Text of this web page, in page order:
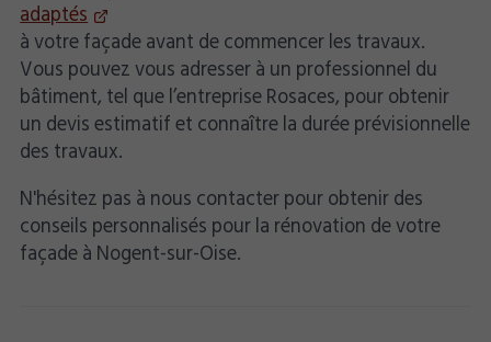
adaptés
à votre façade avant de commencer les travaux.
Vous pouvez vous adresser à un professionnel du
bâtiment, tel que l’entreprise Rosaces, pour obtenir
un devis estimatif et connaître la durée prévisionnelle
des travaux.
N'hésitez pas à nous contacter pour obtenir des
conseils personnalisés pour la rénovation de votre
façade à Nogent-sur-Oise.